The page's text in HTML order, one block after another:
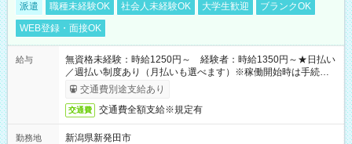
派遣 職種未経験OK 社会人未経験OK 大学生歓迎
ブランクOK
WEB登録・面接OK
給与
無資格未経験：時給1250円～ 経験者：時給1350円～★日払い
／週払い制度あり（月払いも選べます）※稼働開始時は手続き完
了次第のお支払いとなります。
交通費別途支給あり
交通費 交通費全額支給※規定有
勤務地
新潟県新発田市